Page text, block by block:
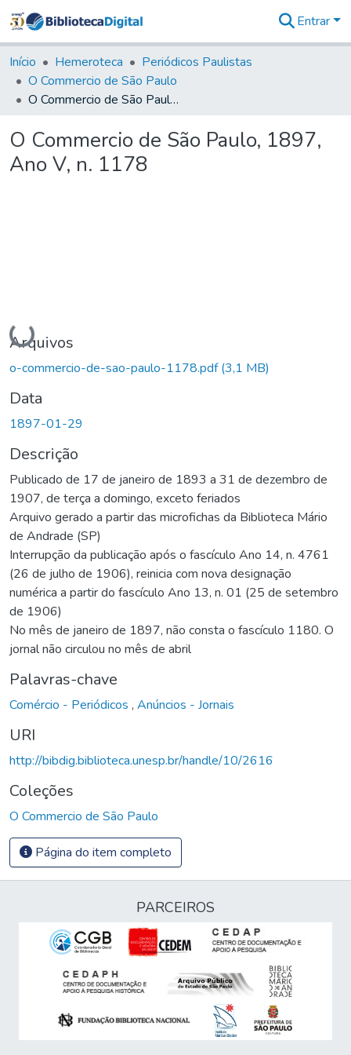
&
Coleções
Tudo na
Biblioteca
Estatísticas
Entrar
Início Hemeroteca
Periódicos Paulistas
O Commercio de São Paulo
O Commercio de São Paulo, 1897, Ano V, n. 1178
O Commercio de São Paulo, 1897,
Ano V, n. 1178
Carregando...
Arquivos
o-commercio-de-sao-paulo-1178.pdf(3,1 MB)
Data
1897-01-29
Descrição
Publicado de 17 de janeiro de 1893 a 31 de dezembro de
1907, de terça a domingo, exceto feriados
Arquivo gerado a partir das microfichas da Biblioteca Mário
de Andrade (SP)
Interrupção da publicação após o fascículo Ano 14, n. 4761
(26 de julho de 1906), reinicia com nova designação
numérica a partir do fascículo Ano 13, n. 01 (25 de setembro
de 1906)
No mês de janeiro de 1897, não consta o fascículo 1180. O
jornal não circulou no mês de abril
Palavras-chave
Comércio - Periódicos , Anúncios - Jornais
URI
http://bibdig.biblioteca.unesp.br/handle/10/2616
Coleções
O Commercio de São Paulo
Página do item completo
PARCEIROS